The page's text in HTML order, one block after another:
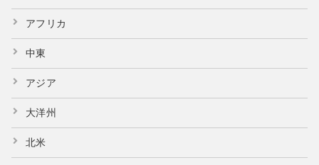
アフリカ
中東
アジア
大洋州
北米